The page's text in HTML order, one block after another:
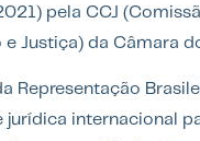
pela CCJ
Justiça) da Câmara
Representação
jurídica internacional